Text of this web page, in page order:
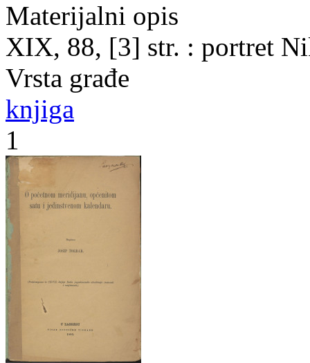
Materijalni opis
XIX, 88, [3] str. : portret
Vrsta građe
knjiga
1